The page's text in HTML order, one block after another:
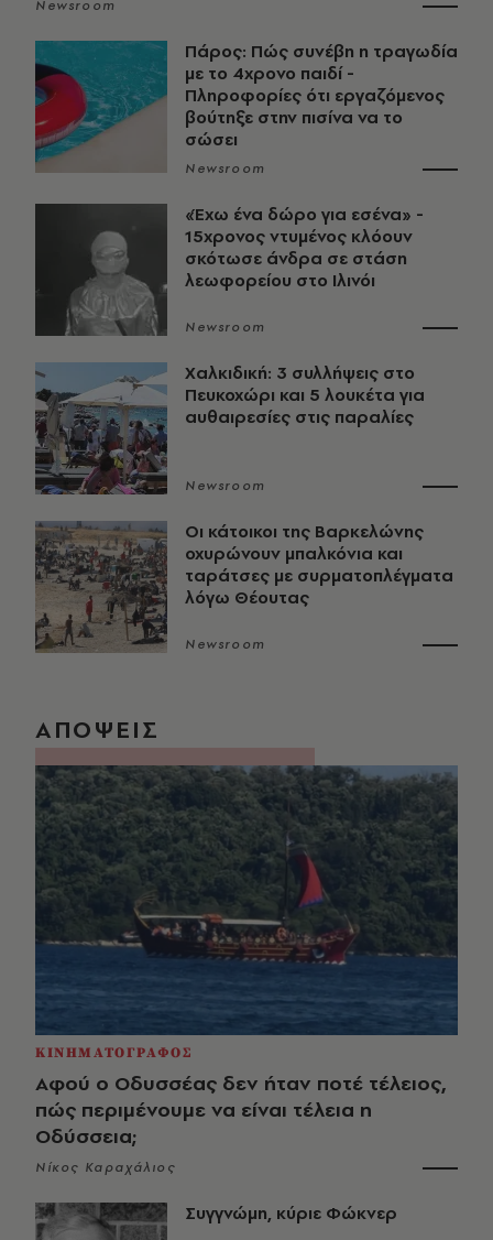
Newsroom
Πάρος: Πώς συνέβη η τραγωδία
με το 4χρονο παιδί -
Πληροφορίες ότι εργαζόμενος
βούτηξε στην πισίνα να το
σώσει
Newsroom
«Έχω ένα δώρο για εσένα» -
15χρονος ντυμένος κλόουν
σκότωσε άνδρα σε στάση
λεωφορείου στο Ιλινόι
Newsroom
Χαλκιδική: 3 συλλήψεις στο
Πευκοχώρι και 5 λουκέτα για
αυθαιρεσίες στις παραλίες
Newsroom
Οι κάτοικοι της Βαρκελώνης
οχυρώνουν μπαλκόνια και
ταράτσες με συρματοπλέγματα
λόγω Θέουτας
Newsroom
ΑΠΟΨΕΙΣ
ΚΙΝΗΜΑΤΟΓΡΑΦΟΣ
Αφού ο Οδυσσέας δεν ήταν ποτέ τέλειος,
πώς περιμένουμε να είναι τέλεια η
Οδύσσεια;
Νίκος Καραχάλιος
Συγγνώμη, κύριε Φώκνερ